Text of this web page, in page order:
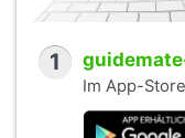
1
Im App-